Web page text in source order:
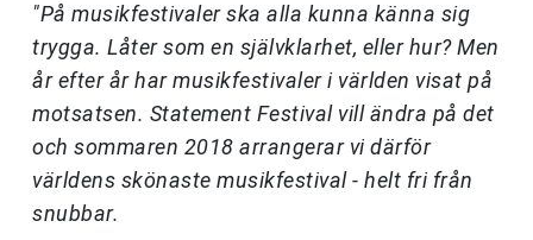
"På musikfestivaler ska alla kunna känna sig
trygga. Låter som en självklarhet, eller hur? Men
år efter år har musikfestivaler i världen visat på
motsatsen. Statement Festival vill ändra på det
och sommaren 2018 arrangerar vi därför
världens skönaste musikfestival - helt fri från
snubbar.